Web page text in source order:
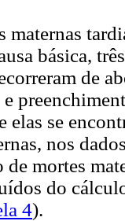
maternas
básica,
de
e
se
nos
de mortes
do
4).